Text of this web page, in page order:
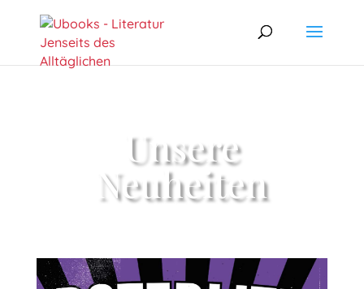
Unsere
Neuheiten